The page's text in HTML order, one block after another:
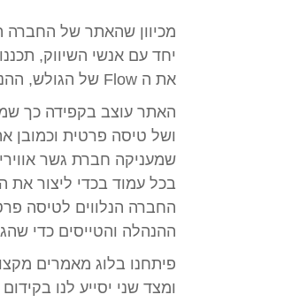
מכיוון שהאתר של החברה
יחד עם אנשי השיווק,
את ה Flow של הגולש, ההנעה לפעולה והשפות אליהן יתורגמו התכנים.
האתר עוצב בקפידה כך
שמעניקה חברת גשר
בכל עמוד בכדי ליצור את
החברה הנלווים לטיסה
ההנהלה והטייסים כדי
פיתחנו בלוג מאמרים
ומצד שני יסייע לנו